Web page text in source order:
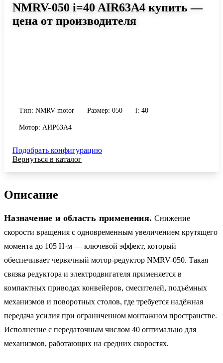
NMRV-050 i=40 AIR63A4 купить —
цена от производителя
Тип: NMRV-motor Размер: 050 i: 40
Мотор: АИР63A4
Подобрать конфигурацию
Вернуться в каталог
Описание
Назначение и область применения. Снижение
скорости вращения с одновременным увеличением крутящего
момента до 105 Н·м — ключевой эффект, который
обеспечивает червячный мотор-редуктор NMRV-050. Такая
связка редуктора и электродвигателя применяется в
компактных приводах конвейеров, смесителей, подъёмных
механизмов и поворотных столов, где требуется надёжная
передача усилия при ограниченном монтажном пространстве.
Исполнение с передаточным числом 40 оптимально для
механизмов, работающих на средних скоростях.